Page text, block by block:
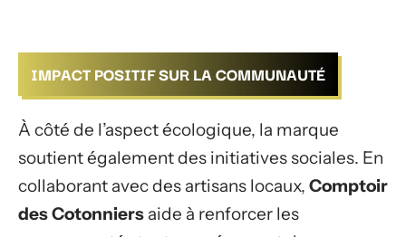
IMPACT POSITIF SUR LA COMMUNAUTÉ
À côté de l’aspect écologique, la marque
soutient également des initiatives sociales. En
collaborant avec des artisans locaux, Comptoir
des Cotonniers aide à renforcer les